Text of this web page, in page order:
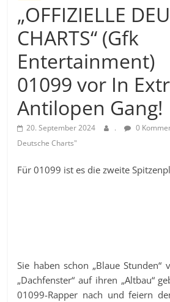
„OFFIZIELLE
CHARTS“ (Gfk
Entertainment)
01099 vor In
Antilopen Gang!
20. September 2024 . 0
Deutsche Charts"
Für 01099 ist es die zweite
Sie haben schon „Blaue
„Dachfenster“ auf ihren „Altbau“
01099-Rapper nach und feiern